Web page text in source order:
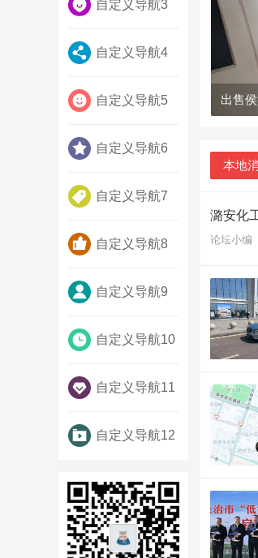
自定义导航3
自定义导航4
自定义导航5
自定义导航6
自定义导航7
自定义导航8
自定义导航9
自定义导航10
自定义导航11
自定义导航12
出售
本地
潞安化
论坛小编